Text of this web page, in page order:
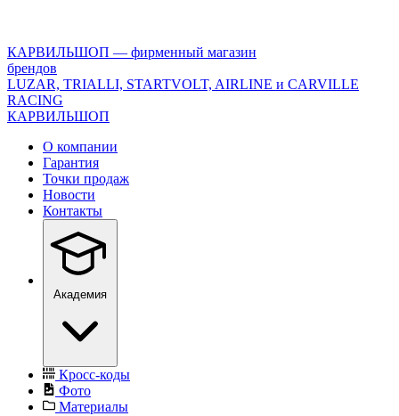
version="1.0"
encoding="utf-
8"?
>
КАРВИЛЬШОП — фирменный магазин
брендов
LUZAR, TRIALLI, STARTVOLT, AIRLINE и CARVILLE
RACING
КАРВИЛЬШОП
О компании
Гарантия
Точки продаж
Новости
Контакты
Академия
Кросс-коды
Фото
Материалы